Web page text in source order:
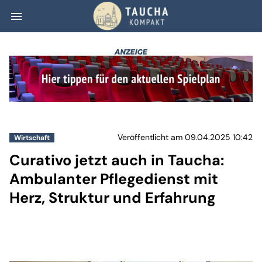
menu Curativo jetzt
Wirtschaft Veröffentlicht am 09.04.2025 10:42
Curativo jetzt auch in Taucha:
Ambulanter Pflegedienst mit
Herz, Struktur und Erfahrung